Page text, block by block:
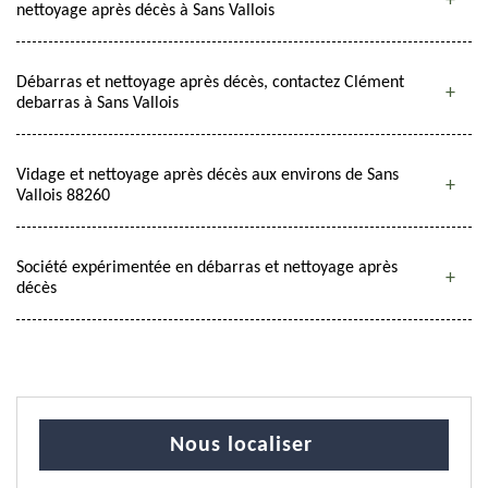
nettoyage après décès à Sans Vallois
Débarras et nettoyage après décès, contactez Clément
debarras à Sans Vallois
Vidage et nettoyage après décès aux environs de Sans
Vallois 88260
Société expérimentée en débarras et nettoyage après
décès
Nous localiser